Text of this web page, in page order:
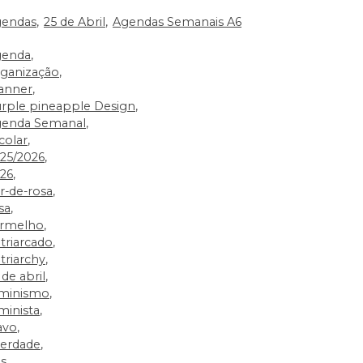
25 de Abril Agendas Semanais A6
pineapple Design
Semanal
2026
de-rosa
de abril